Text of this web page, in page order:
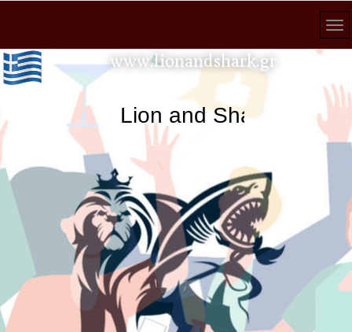
www.lionandshark.gr
Lion and Shark κάθε